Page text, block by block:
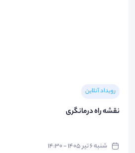
رویداد آنلاین
نقشه راه درمانگری
شنبه ۶ تیر ۱۴۰۵ - ۱۴:۳۰